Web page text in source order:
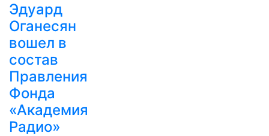
Эдуард
Оганесян
вошел в
состав
Правления
Фонда
«Академия
Радио»